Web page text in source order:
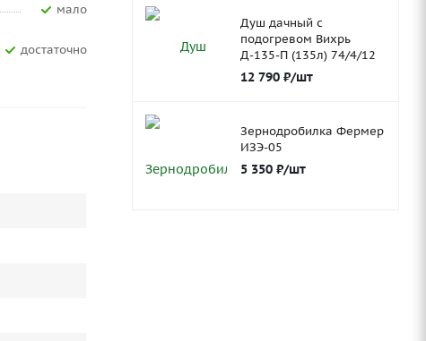
Мало
Достаточно
Душ дачный с
подогревом Вихрь
Д-135-П (135л) 74/4/12
12 790₽/шт
Зернодробилка Фермер
ИЗЭ-05
5 350₽/шт